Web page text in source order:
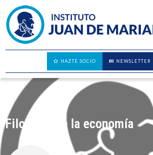
NEWSLETTER
HAZTE SOCIO
Filosofía de la economía